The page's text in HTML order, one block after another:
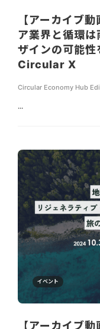
【アーカイブ
ア業界と循環
ザインの可能性
Circular X
Circular Economy Hub
...
イベント
【アーカイブ